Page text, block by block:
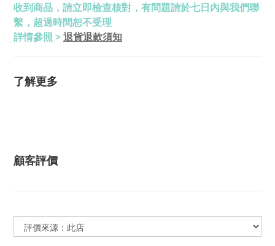
收到商品，請立即檢查核對，有問題請於七日內與我們聯
繫，超過時間恕不受理
詳情參照 >退貨退款須知
了解更多
顧客評價